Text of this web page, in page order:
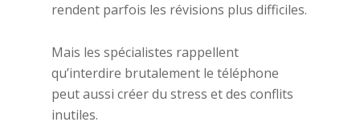
rendent parfois les révisions plus difficiles.
Mais les spécialistes rappellent
qu’interdire brutalement le téléphone
peut aussi créer du stress et des conflits
inutiles.